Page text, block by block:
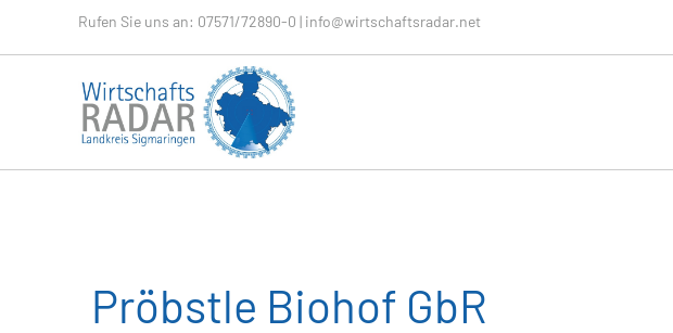
Rufen Sie uns an: 07571/72890-0 | info@wirtschaftsradar.net
Pröbstle Biohof GbR